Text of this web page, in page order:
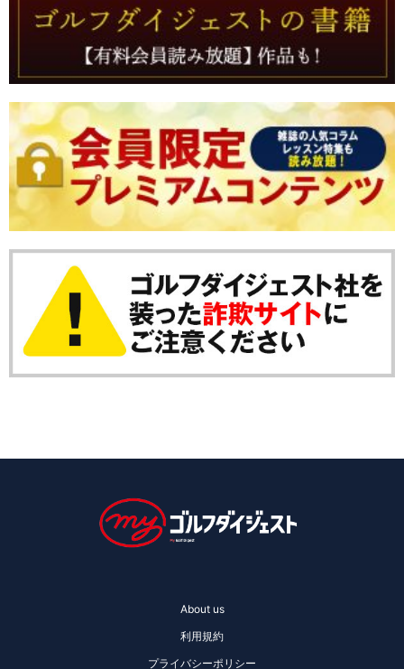
About us
利用規約
プライバシーポリシー